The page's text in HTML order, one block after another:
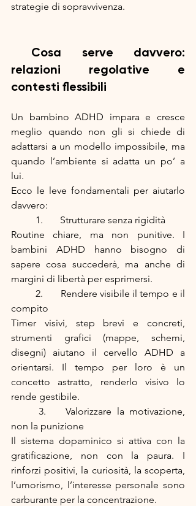
strategie di sopravvivenza.
relazioni regolative e
contesti flessibili
Un bambino ADHD impara e cresce
meglio quando non gli si chiede di
adattarsi a un modello impossibile, ma
quando l’ambiente si adatta un po’ a
lui.
Ecco le leve fondamentali per aiutarlo
davvero:
	1.	Strutturare senza rigidità
Routine chiare, ma non punitive. I
bambini ADHD hanno bisogno di
sapere cosa succederà, ma anche di
margini di libertà per esprimersi.
	2.	Rendere visibile il tempo e il
compito
Timer visivi, step brevi e concreti,
strumenti grafici (mappe, schemi,
disegni) aiutano il cervello ADHD a
orientarsi. Il tempo per loro è un
concetto astratto, renderlo visivo lo
rende gestibile.
non la punizione
Il sistema dopaminico si attiva con la
gratificazione, non con la paura. I
rinforzi positivi, la curiosità, la scoperta,
l’umorismo, l’interesse personale sono
carburante per la concentrazione.